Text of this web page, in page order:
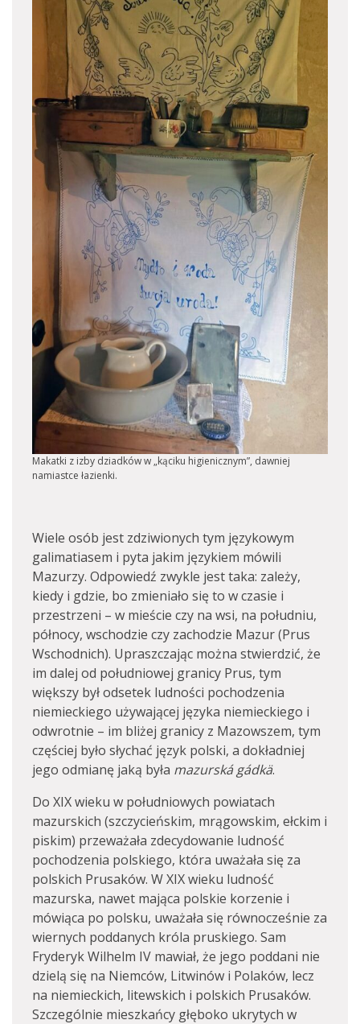
Makatki z izby dziadków w „kąciku higienicznym”, dawniej
namiastce łazienki.
Wiele osób jest zdziwionych tym językowym
galimatiasem i pyta jakim językiem mówili
Mazurzy. Odpowiedź zwykle jest taka: zależy,
kiedy i gdzie, bo zmieniało się to w czasie i
przestrzeni – w mieście czy na wsi, na południu,
północy, wschodzie czy zachodzie Mazur (Prus
Wschodnich). Upraszczając można stwierdzić, że
im dalej od południowej granicy Prus, tym
większy był odsetek ludności pochodzenia
niemieckiego używającej języka niemieckiego i
odwrotnie – im bliżej granicy z Mazowszem, tym
częściej było słychać język polski, a dokładniej
jego odmianę jaką była mazurská gádkä.
Do XIX wieku w południowych powiatach
mazurskich (szczycieńskim, mrągowskim, ełckim i
piskim) przeważała zdecydowanie ludność
pochodzenia polskiego, która uważała się za
polskich Prusaków. W XIX wieku ludność
mazurska, nawet mająca polskie korzenie i
mówiąca po polsku, uważała się równocześnie za
wiernych poddanych króla pruskiego. Sam
Fryderyk Wilhelm IV mawiał, że jego poddani nie
dzielą się na Niemców, Litwinów i Polaków, lecz
na niemieckich, litewskich i polskich Prusaków.
Szczególnie mieszkańcy głęboko ukrytych w